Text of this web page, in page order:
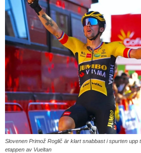
Slovenen Primož Roglič är klart snabbast i spurten upp
etappen av Vueltan